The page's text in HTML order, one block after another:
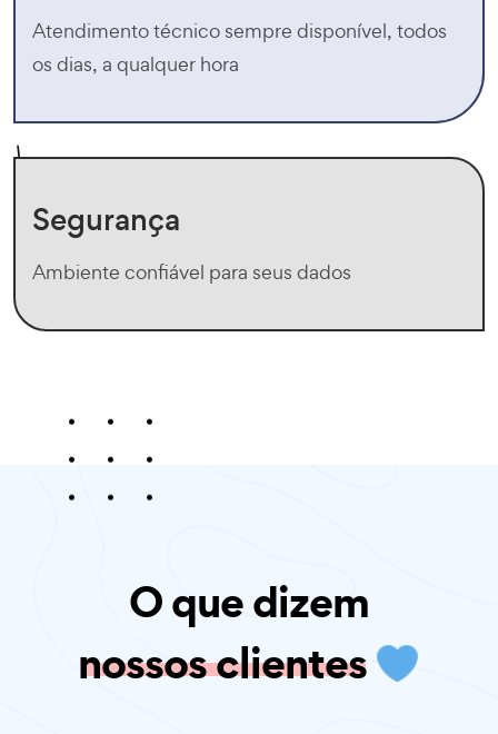
Atendimento técnico sempre disponível, todos
os dias, a qualquer hora
Segurança
Ambiente confiável para seus dados
O que dizem
nossos clientes